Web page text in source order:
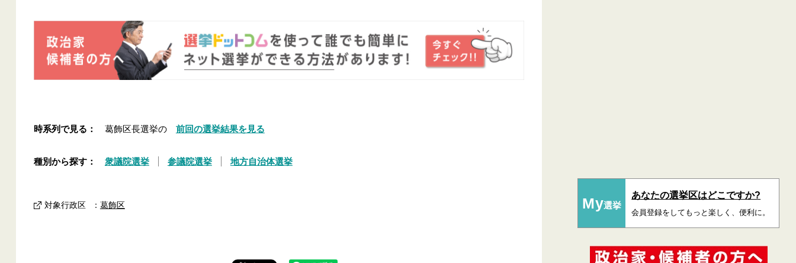
時系列で見る： 葛飾区長選挙の 前回の選挙結果を見る
種別から探す： 衆議院選挙 参議院選挙 地方自治体選挙
対象行政区 ： 葛飾区 My選挙
あなたの選挙区はどこですか?
会員登録をしてもっと楽しく、便利に。